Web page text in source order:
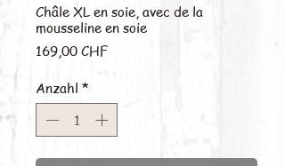
Châle XL en soie, avec de la
mousseline en soie
169,00 CHFPreis
Anzahl *